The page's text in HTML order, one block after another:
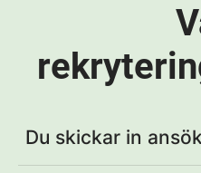
Du skickar in